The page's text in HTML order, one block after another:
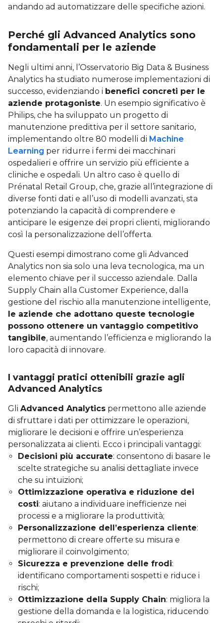
andando ad automatizzare delle specifiche azioni.
Perché gli Advanced Analytics sono
fondamentali per le aziende
Negli ultimi anni, l’Osservatorio Big Data & Business
Analytics ha studiato numerose implementazioni di
successo, evidenziando i benefici concreti per le
aziende protagoniste. Un esempio significativo è
Philips, che ha sviluppato un progetto di
manutenzione predittiva per il settore sanitario,
implementando oltre 80 modelli di Machine
Learning per ridurre i fermi dei macchinari
ospedalieri e offrire un servizio più efficiente a
cliniche e ospedali. Un altro caso è quello di
Prénatal Retail Group, che, grazie all’integrazione di
diverse fonti dati e all’uso di modelli avanzati, sta
potenziando la capacità di comprendere e
anticipare le esigenze dei propri clienti, migliorando
così la personalizzazione dell’offerta.
Questi esempi dimostrano come gli Advanced
Analytics non sia solo una leva tecnologica, ma un
elemento chiave per il successo aziendale. Dalla
Supply Chain alla Customer Experience, dalla
gestione del rischio alla manutenzione intelligente,
le aziende che adottano queste tecnologie
possono ottenere un vantaggio competitivo
tangibile, aumentando l’efficienza e migliorando la
loro capacità di innovare.
I vantaggi pratici ottenibili grazie agli
Advanced Analytics
Gli Advanced Analytics permettono alle aziende
di sfruttare i dati per ottimizzare le operazioni,
migliorare le decisioni e offrire un’esperienza
personalizzata ai clienti. Ecco i principali vantaggi:
Decisioni più accurate: consentono di basare le
scelte strategiche su analisi dettagliate invece
che su intuizioni;
Ottimizzazione operativa e riduzione dei
costi: aiutano a individuare inefficienze nei
processi e a migliorare la produttività;
Personalizzazione dell’esperienza cliente:
permettono di creare offerte su misura e
migliorare il coinvolgimento;
Sicurezza e prevenzione delle frodi:
identificano comportamenti sospetti e riduce i
rischi;
Ottimizzazione della Supply Chain: migliora la
gestione della domanda e la logistica, riducendo